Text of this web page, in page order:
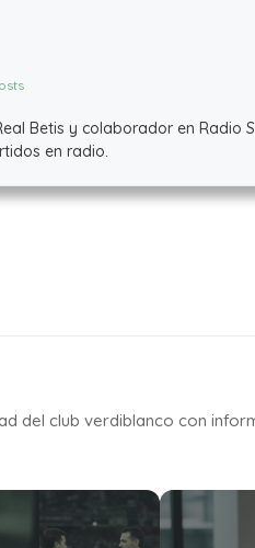
Betis y colaborador en Radio
en radio.
del club verdiblanco con